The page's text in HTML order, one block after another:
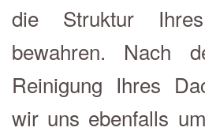
die Struktur
bewahren. Nach
Reinigung Ihres
wir uns ebenfalls